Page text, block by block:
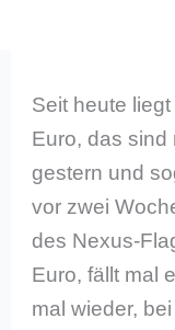
Seit heute
Euro, das sind
gestern und
vor zwei
des Nexus-
Euro, fällt mal
mal wieder,